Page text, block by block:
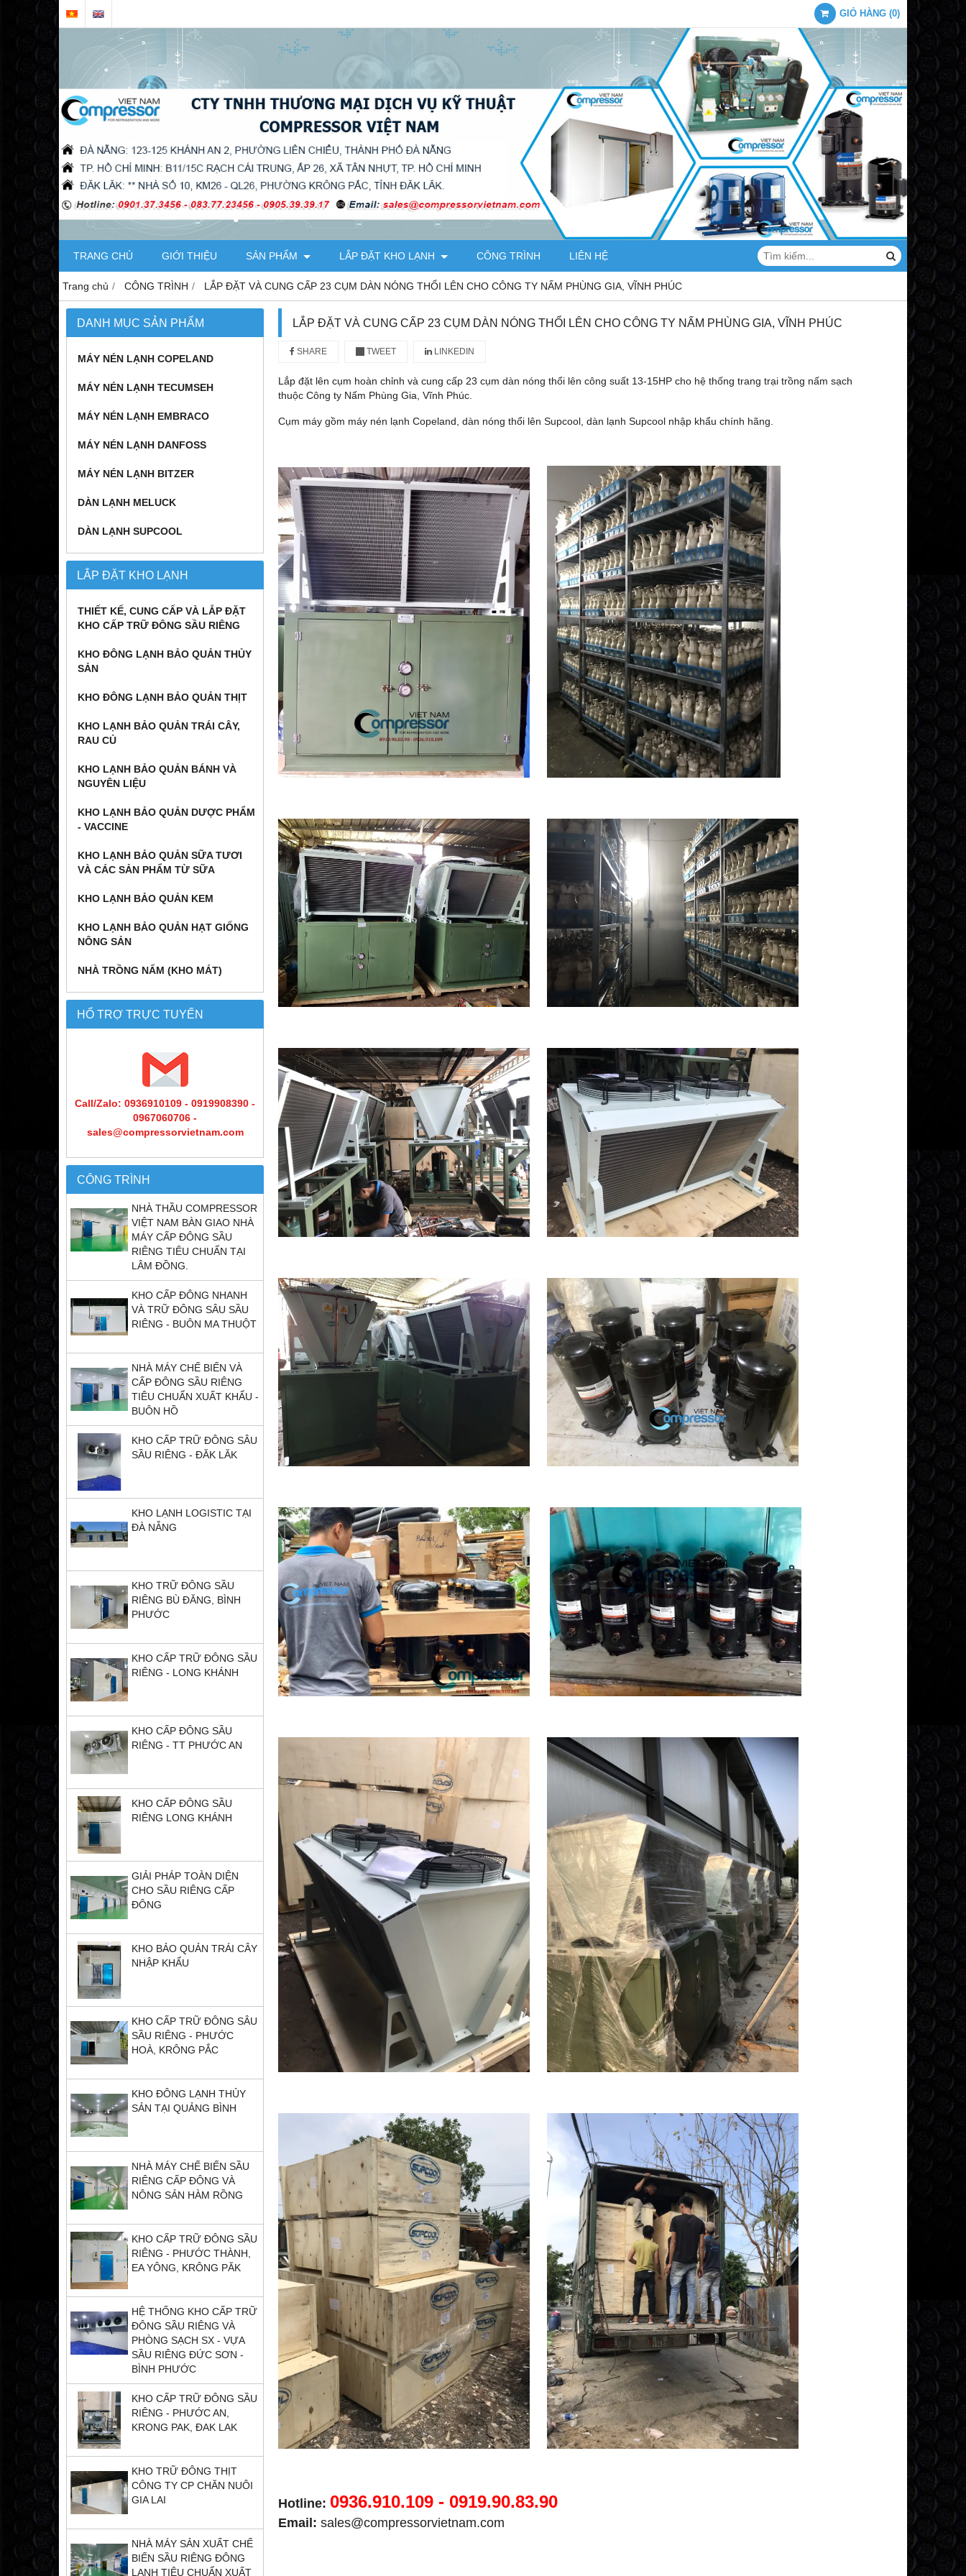
GIỎ HÀNG (0)
TRANG CHỦ GIỚI THIỆU SẢN PHẨM LẮP ĐẶT KHO LẠNH CÔNG TRÌNH LIÊN HỆ
Trang chủ CÔNG TRÌNH LẮP ĐẶT VÀ CUNG CẤP 23 CỤM DÀN NÓNG THỔI LÊN CHO CÔNG TY NẤM PHÙNG GIA, VĨNH PHÚC
DANH MỤC SẢN PHẨM
MÁY NÉN LẠNH COPELAND
MÁY NÉN LẠNH TECUMSEH
MÁY NÉN LẠNH EMBRACO
MÁY NÉN LẠNH DANFOSS
MÁY NÉN LẠNH BITZER
DÀN LẠNH MELUCK
DÀN LẠNH SUPCOOL
LẮP ĐẶT KHO LẠNH
THIẾT KẾ, CUNG CẤP VÀ LẮP ĐẶT
KHO CẤP TRỮ ĐÔNG SẦU RIÊNG
KHO ĐÔNG LẠNH BẢO QUẢN THỦY
SẢN
KHO ĐÔNG LẠNH BẢO QUẢN THỊT
KHO LẠNH BẢO QUẢN TRÁI CÂY,
RAU CỦ
KHO LẠNH BẢO QUẢN BÁNH VÀ
NGUYÊN LIỆU
KHO LẠNH BẢO QUẢN DƯỢC PHẨM
- VACCINE
KHO LẠNH BẢO QUẢN SỮA TƯƠI
VÀ CÁC SẢN PHẨM TỪ SỮA
KHO LẠNH BẢO QUẢN KEM
KHO LẠNH BẢO QUẢN HẠT GIỐNG
NÔNG SẢN
NHÀ TRỒNG NẤM (KHO MÁT)
HỔ TRỢ TRỰC TUYẾN
Call/Zalo: 0936910109 - 0919908390 -
0967060706 -
sales@compressorvietnam.com
CÔNG TRÌNH
NHÀ THẦU COMPRESSOR
VIỆT NAM BÀN GIAO NHÀ
MÁY CẤP ĐÔNG SẦU
RIÊNG TIÊU CHUẨN TẠI
LÂM ĐỒNG.
KHO CẤP ĐÔNG NHANH
VÀ TRỮ ĐÔNG SÂU SẦU
RIÊNG - BUÔN MA THUỘT
NHÀ MÁY CHẾ BIẾN VÀ
CẤP ĐÔNG SẦU RIÊNG
TIÊU CHUẨN XUẤT KHẨU -
BUÔN HỒ
KHO CẤP TRỮ ĐÔNG SÂU
SẦU RIÊNG - ĐĂK LĂK
KHO LẠNH LOGISTIC TẠI
ĐÀ NẴNG
KHO TRỮ ĐÔNG SẦU
RIÊNG BÙ ĐĂNG, BÌNH
PHƯỚC
KHO CẤP TRỮ ĐÔNG SẦU
RIÊNG - LONG KHÁNH
KHO CẤP ĐÔNG SẦU
RIÊNG - TT PHƯỚC AN
KHO CẤP ĐÔNG SẦU
RIÊNG LONG KHÁNH
GIẢI PHÁP TOÀN DIỆN
CHO SẦU RIÊNG CẤP
ĐÔNG
KHO BẢO QUẢN TRÁI CÂY
NHẬP KHẨU
KHO CẤP TRỮ ĐÔNG SÂU
SẦU RIÊNG - PHƯỚC
HOÀ, KRÔNG PẮC
KHO ĐÔNG LẠNH THỦY
SẢN TẠI QUẢNG BÌNH
NHÀ MÁY CHẾ BIẾN SẦU
RIÊNG CẤP ĐÔNG VÀ
NÔNG SẢN HÀM RỒNG
KHO CẤP TRỮ ĐÔNG SẦU
RIÊNG - PHƯỚC THÀNH,
EA YÔNG, KRÔNG PĂK
HỆ THỐNG KHO CẤP TRỮ
ĐÔNG SẦU RIÊNG VÀ
PHÒNG SẠCH SX - VỰA
SẦU RIÊNG ĐỨC SƠN -
BÌNH PHƯỚC
KHO CẤP TRỮ ĐÔNG SẦU
RIÊNG - PHƯỚC AN,
KRONG PAK, ĐAK LAK
KHO TRỮ ĐÔNG THỊT
CÔNG TY CP CHĂN NUÔI
GIA LAI
NHÀ MÁY SẢN XUẤT CHẾ
BIẾN SẦU RIÊNG ĐÔNG
LẠNH TIÊU CHUẨN XUẤT
LẮP ĐẶT VÀ CUNG CẤP 23 CỤM DÀN NÓNG THỔI LÊN CHO CÔNG TY NẤM PHÙNG GIA, VĨNH PHÚC
SHARE TWEET LINKEDIN
Lắp đặt lên cụm hoàn chỉnh và cung cấp 23 cụm dàn nóng thổi lên công suất 13-15HP cho hệ thống trang trại trồng nấm sạch
thuộc Công ty Nấm Phùng Gia, Vĩnh Phúc.
Cụm máy gồm máy nén lạnh Copeland, dàn nóng thổi lên Supcool, dàn lạnh Supcool nhập khẩu chính hãng.
Hotline: 0936.910.109 - 0919.90.83.90
Email: sales@compressorvietnam.com